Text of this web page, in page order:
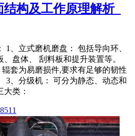
构及工作原理解析_
1、立式磨机磨盘： 包括导向环、
盘体、 刮料板和提升装置等。
套为易磨损件,要求有足够的韧性
3、分级机： 可分为静态、动态和
类：